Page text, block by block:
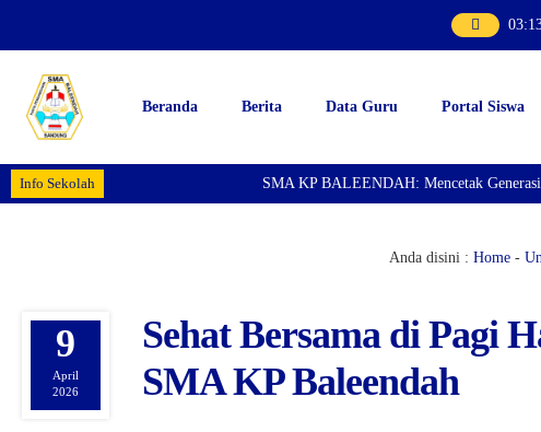
03:
Beranda Berita Data Guru Portal Siswa
Info Sekolah SMA KP BALEENDAH: Mencetak Generasi
Anda disini : Home -
9
April
2026
Sehat Bersama di Pagi
SMA KP Baleendah